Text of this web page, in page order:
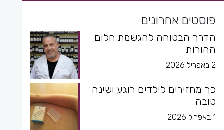
פוסטים אחרונים
הדרך הבטוחה להגשמת חלום
ההורות
2 באפריל 2026
כך מחזירים לילדים רוגע ושינה
טובה
1 באפריל 2026